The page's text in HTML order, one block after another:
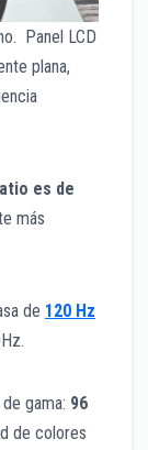
Panel LCD
plana,
es de
más
de 120 Hz
gama: 96
de colores